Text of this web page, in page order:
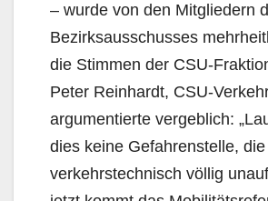
– wurde von den Mitgliedern
Bezirksausschusses
die Stimmen der CSU-
Peter Reinhardt, CSU-
argumentierte vergeblich:
dies keine Gefahrenstelle,
verkehrstechnisch völlig